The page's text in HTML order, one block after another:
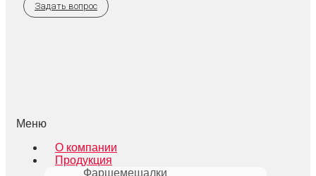
Задать вопрос
Меню
О компании
Продукция
Фаршемешалки